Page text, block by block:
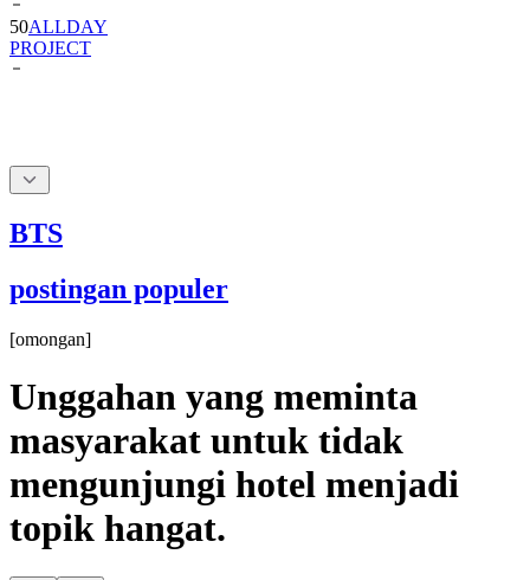
50ALLDAY
PROJECT
BTS
postingan populer
[omongan]
Unggahan yang meminta
masyarakat untuk tidak
mengunjungi hotel menjadi
topik hangat.